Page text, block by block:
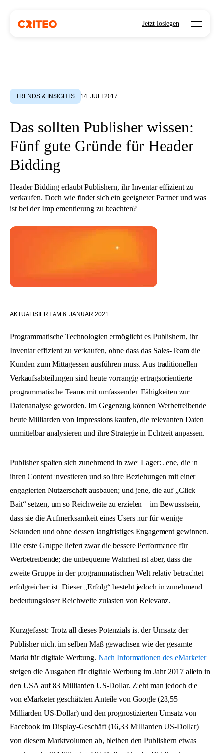
Jetzt loslegen Open
TRENDS & INSIGHTS 14. JULI 2017
Das sollten Publisher wissen:
Fünf gute Gründe für Header
Bidding
Header Bidding erlaubt Publishern, ihr Inventar effizient zu
verkaufen. Doch wie findet sich ein geeigneter Partner und was
ist bei der Implementierung zu beachten?
AKTUALISIERT AM 6. JANUAR 2021
Programmatische Technologien ermöglicht es Publishern, ihr
Inventar effizient zu verkaufen, ohne dass das Sales-Team die
Kunden zum Mittagessen ausführen muss. Aus traditionellen
Verkaufsabteilungen sind heute vorrangig ertragsorientierte
programmatische Teams mit umfassenden Fähigkeiten zur
Datenanalyse geworden. Im Gegenzug können Werbetreibende
heute Milliarden von Impressions kaufen, die relevanten Daten
unmittelbar analysieren und ihre Strategie in Echtzeit anpassen.
Publisher spalten sich zunehmend in zwei Lager: Jene, die in
ihren Content investieren und so ihre Beziehungen mit einer
engagierten Nutzerschaft ausbauen; und jene, die auf „Click
Bait“ setzen, um so Reichweite zu erzielen – im Bewusstsein,
dass sie die Aufmerksamkeit eines Users nur für wenige
Sekunden und ohne dessen langfristiges Engagement gewinnen.
Die erste Gruppe liefert zwar die bessere Performance für
Werbetreibende; die unbequeme Wahrheit ist aber, dass die
zweite Gruppe in der programmatischen Welt relativ betrachtet
erfolgreicher ist. Dieser „Erfolg“ besteht jedoch in zunehmend
bedeutungsloser Reichweite zulasten von Relevanz.
Kurzgefasst: Trotz all dieses Potenzials ist der Umsatz der
Publisher nicht im selben Maß gewachsen wie der gesamte
Markt für digitale Werbung. Nach Informationen des eMarketer
steigen die Ausgaben für digitale Werbung im Jahr 2017 allein in
den USA auf 83 Milliarden US-Dollar. Zieht man jedoch die
von eMarketer geschätzten Anteile von Google (28,55
Milliarden US-Dollar) und den prognostizierten Umsatz von
Facebook im Display-Geschäft (16,33 Milliarden US-Dollar)
von diesem Marktvolumen ab, bleiben den Publishern etwas